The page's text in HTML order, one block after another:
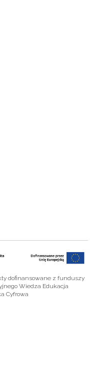
dofinansowane z funduszy
Wiedza Edukacja
Cyfrowa